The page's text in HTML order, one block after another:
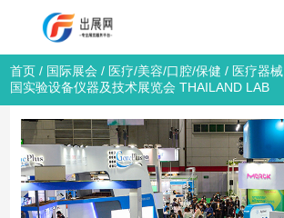
首页 / 国际展会 / 医疗/美容/口腔/保健 / 医疗器械
国实验设备仪器及技术展览会 THAILAND LAB